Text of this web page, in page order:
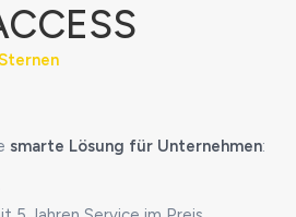
smarte Lösung für Unternehmen: